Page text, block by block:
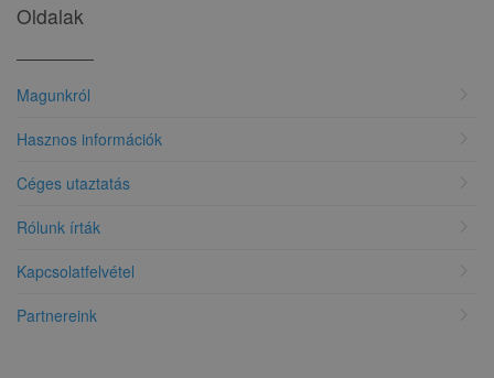
Oldalak
Magunkról
Hasznos információk
Céges utaztatás
Rólunk írták
Kapcsolatfelvétel
Partnereink